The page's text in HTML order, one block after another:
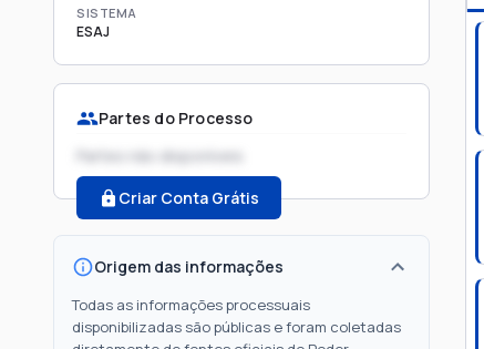
SISTEMA
ESAJ
Partes do Processo
Partes não disponíveis
Criar Conta Grátis
Origem das informações
Todas as informações processuais
disponibilizadas são públicas e foram coletadas